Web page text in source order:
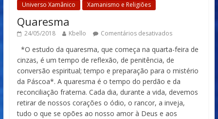
Universo Xamânico Xamanismo e Religiões
Quaresma
24/05/2018 Kbello Comentários desativados
*O estudo da quaresma, que começa na quarta-feira de
cinzas, é um tempo de reflexão, de penitência, de
conversão espiritual; tempo e preparação para o mistério
da Páscoa*. A quaresma é o tempo do perdão e da
reconciliação fraterna. Cada dia, durante a vida, devemos
retirar de nossos corações o ódio, o rancor, a inveja,
tudo o que se opões ao nosso amor à Deus e aos